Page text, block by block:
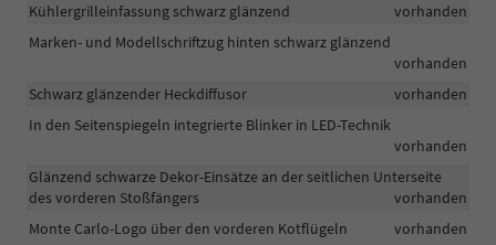
Kühlergrilleinfassung schwarz glänzend
vorhanden
Marken- und Modellschriftzug hinten schwarz glänzend
vorhanden
Schwarz glänzender Heckdiffusor
vorhanden
In den Seitenspiegeln integrierte Blinker in LED-Technik
vorhanden
Glänzend schwarze Dekor-Einsätze an der seitlichen Unterseite
des vorderen Stoßfängers
vorhanden
Monte Carlo-Logo über den vorderen Kotflügeln
vorhanden